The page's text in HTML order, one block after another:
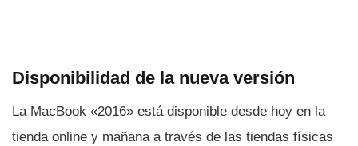
Disponibilidad de la nueva versión
La MacBook «2016» está disponible desde hoy en la
tienda online y mañana a través de las tiendas fí­sicas